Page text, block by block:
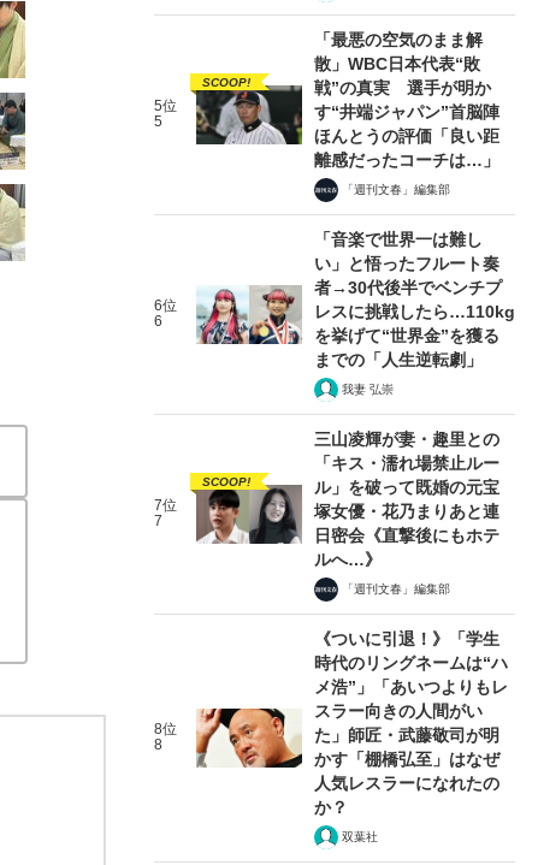
5位
5
SCOOP!
「最悪の空気のまま解
散」WBC日本代表“敗
戦”の真実 選手が明か
す“井端ジャパン”首脳陣
ほんとうの評価「良い距
離感だったコーチは…」
「週刊文春」編集部
6位
6
「音楽で世界一は難し
い」と悟ったフルート奏
者→30代後半でベンチプ
レスに挑戦したら…110kg
を挙げて“世界金”を獲る
までの「人生逆転劇」
我妻 弘崇
7位
7
SCOOP!
三山凌輝が妻・趣里との
「キス・濡れ場禁止ルー
ル」を破って既婚の元宝
塚女優・花乃まりあと連
日密会《直撃後にもホテ
ルへ…》
「週刊文春」編集部
8位
8
《ついに引退！》「学生
時代のリングネームは“ハ
メ浩”」「あいつよりもレ
スラー向きの人間がい
た」師匠・武藤敬司が明
かす「棚橋弘至」はなぜ
人気レスラーになれたの
か？
双葉社